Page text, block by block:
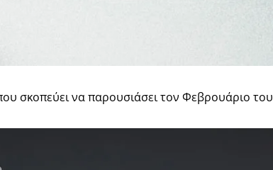
σκοπεύει να παρουσιάσει τον Φεβρουάριο